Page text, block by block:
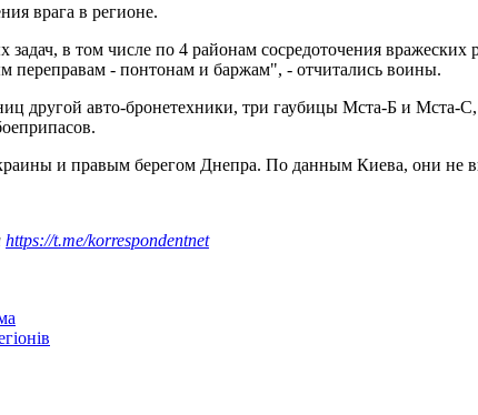
врага в регионе.
в том числе по 4 районам сосредоточения
переправам - понтонам и баржам", - отчитались воины.
другой авто-бронетехники, три гаубицы Мста-Б и
и правым берегом Днепра. По данным Киева, они не
https://t.me/korrespondentnet